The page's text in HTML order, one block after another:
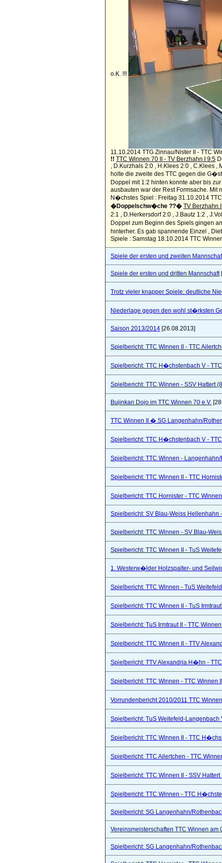
o.K. !!!
11.10.2014 TTG Zinnau/Nister II - TTC
!! TTC Winnen 70 II - TV Berzhahn I 9:5
, D.Kurzhals 2:0 , H.Klees 2:0 , C.Klees
holte die zweite des TTC gegen die
Doppel mit 1:2 hinten konnte aber bis
ausbauten war der Rest Formsache. Mit
N�chstes Spiel : Freitag 31.10.2014
�Doppelschw�che ??� TV Berzhahn
2:1 , D.Herkersdorf 2:0 , J.Bautz 1:2 ,
Doppel zum Beginn des Spiels gingen
hinterher. Es gab spannende Einzel ,
Spiele : Samstag 18.10.2014 TTC
Spiele der ersten und zweiten
Spiele der ersten und dritten Mannschaft
Trotz vieler knapper Spiele: deutliche
Niederlage gegen den wohl st�rksten
Saison 2013/2014 [26.08.2013]
Spielbericht: TTC Winnen II - TTC
Spielbericht: TTC H�chstenbach V -
Spielbericht: TTC Winnen - SSV Hattert
Bujinkan Dojo im TTC Winnen 70 e.V.
TTC Winnen II � SG Langenhahn/
Spielbericht: TTC H�chstenbach V -
Spielbericht: TTC Winnen -
Spielbericht: TTC Winnen II - TTC
Spielbericht: TTC Hornister - TTC
Spielbericht: SV Blau-Weiss Hellenhahn
Spielbericht: TTC Winnen - SV Blau-
Spielbericht: TTC Winnen II - TuS
1. Westerw�lder Holzspalter- und
Spielbericht: TTC Winnen - TuS
Spielbericht: TTC Winnen II - TuS
Spielbericht: TuS Irmtraut II - TTC
Spielbericht: TTC Winnen II - TTV
Spielbericht: TTV Alexandria H�hn -
Spielbericht: TTC Winnen - TTC Winnen
Vorrundenbericht 2010/2011 TTC
Spielbericht: TuS Weitefeld-
Spielbericht: TTC Winnen II - TTC
Spielbericht: TTC Ailertchen - TTC
Spielbericht: TTC Winnen II - SSV
Spielbericht: TTC Winnen - TTC
Spielbericht: SG Langenhahn/
Vereinsmeisterschaften TTC Winnen am
Spielbericht: SG Langenhahn/